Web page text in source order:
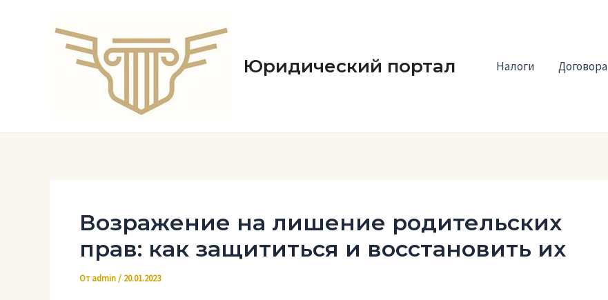
содержимому
Юридический портал Налоги Договора
Возражение на лишение родительских
прав: как защититься и восстановить их
Отadmin/ 20.01.2023